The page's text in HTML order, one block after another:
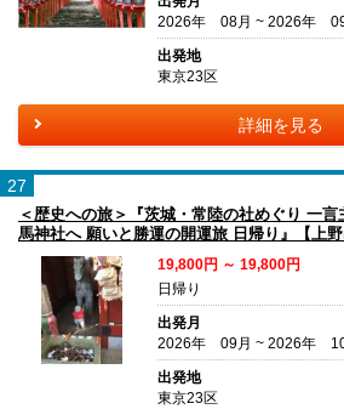
2026年 08月 ~ 2026年
出発地
東京23区
詳細を見る
27
＜歴史への旅＞『茨城・常陸の社めぐり 一
馬神社へ 願いと勝運の開運旅 日帰り』【上野
19,800円 ～ 19,800円
日帰り
出発月
2026年 09月 ~ 2026年
出発地
東京23区